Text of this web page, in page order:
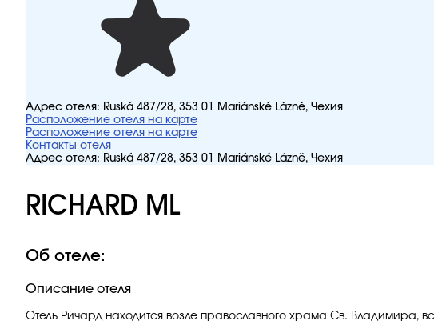
Адрес отеля: Ruská 487/28, 353 01 Mariánské Lázně, Чехия
Расположение отеля на карте
Расположение отеля на карте
Контакты отеля
Адрес отеля: Ruská 487/28, 353 01 Mariánské Lázně, Чехия
RICHARD ML
Об отеле:
Описание отеля
Отель Ричард находится возле православного храма Св. Владимира,